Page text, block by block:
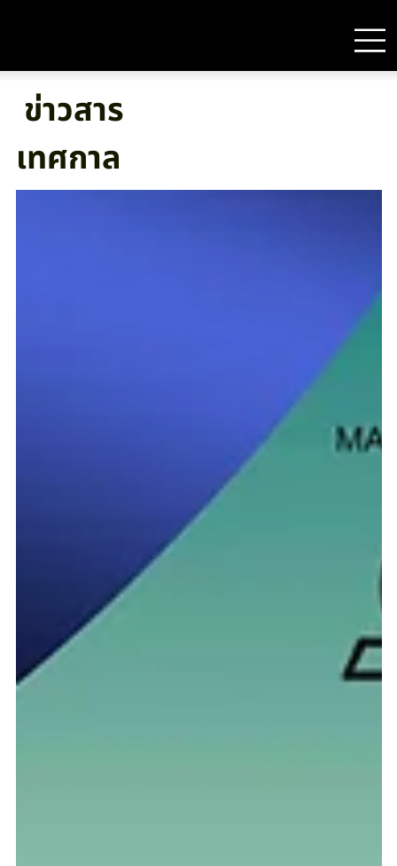
ข่าวสาร
เทศกาล